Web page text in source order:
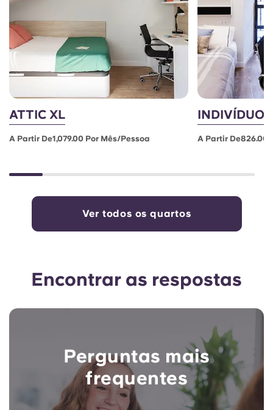
ATTIC XL
A Partir De1,079.00 Por Mês/pessoa
INDIVÍDUO
A Partir De826.00
Ver todos os quartos
Encontrar as respostas
Perguntas mais
frequentes